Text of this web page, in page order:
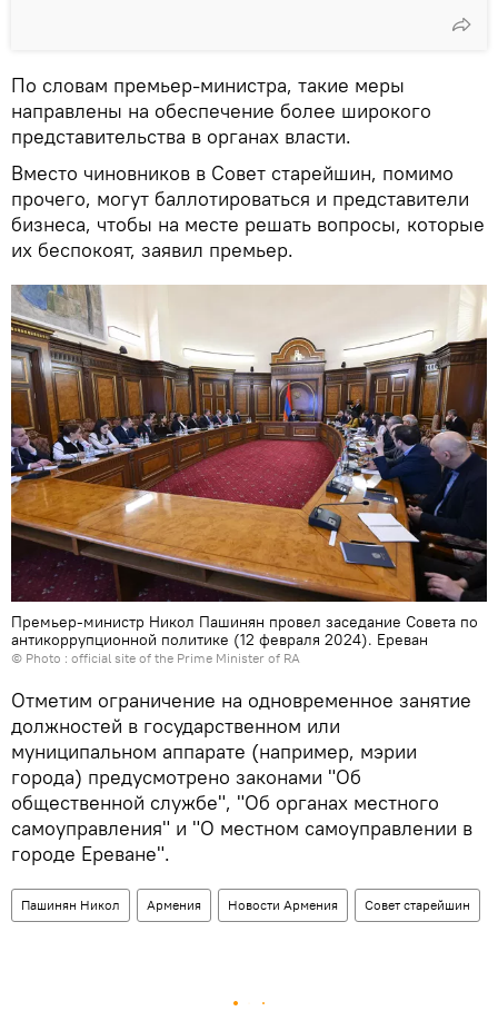
По словам премьер-министра, такие меры
направлены на обеспечение более широкого
представительства в органах власти.
Вместо чиновников в Совет старейшин, помимо
прочего, могут баллотироваться и представители
бизнеса, чтобы на месте решать вопросы, которые
их беспокоят, заявил премьер.
Премьер-министр Никол Пашинян провел заседание Совета по
антикоррупционной политике (12 февраля 2024). Еревaн
© Photo : official site of the Prime Minister of RA
Отметим ограничение на одновременное занятие
должностей в государственном или
муниципальном аппарате (например, мэрии
города) предусмотрено законами "Об
общественной службе", "Об органах местного
самоуправления" и "О местном самоуправлении в
городе Ереване".
Пашинян Никол Армения Новости Армения Совет старейшин